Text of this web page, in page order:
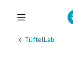
TüftelLab